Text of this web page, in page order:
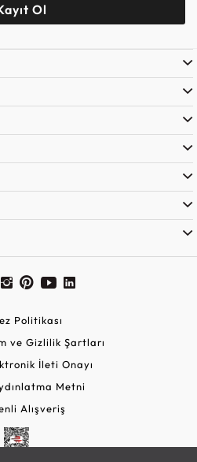
Ol
Politikası
ve Gizlilik Şartları
İleti Onayı
Metni
Alışveriş